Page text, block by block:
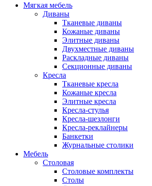
Мягкая мебель
Диваны
Тканевые диваны
Кожаные диваны
Элитные диваны
Двухместные диваны
Раскладные диваны
Секционные диваны
Кресла
Тканевые кресла
Кожаные кресла
Элитные кресла
Кресла-стулья
Кресла-шезлонги
Кресла-реклайнеры
Банкетки
Журнальные столики
Мебель
Столовая
Столовые комплекты
Столы